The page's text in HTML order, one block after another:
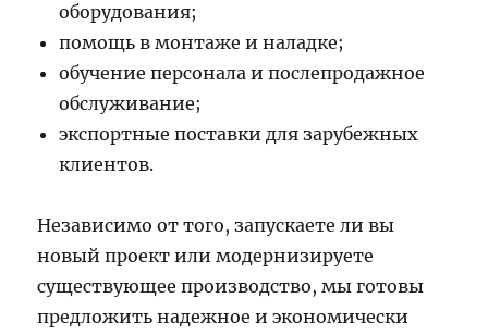
оборудования;
помощь в монтаже и наладке;
обучение персонала и послепродажное
обслуживание;
экспортные поставки для зарубежных
клиентов.
Независимо от того, запускаете ли вы
новый проект или модернизируете
существующее производство, мы готовы
предложить надежное и экономически